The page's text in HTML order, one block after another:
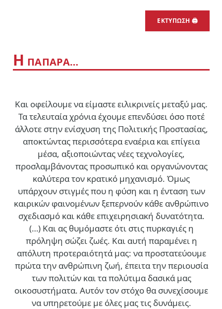
ΕΚΤΥΠΩΣΗ 🖨
Η ΠΑΠΑΡΑ…
Και οφείλουμε να είμαστε ειλικρινείς μεταξύ μας.
Τα τελευταία χρόνια έχουμε επενδύσει όσο ποτέ
άλλοτε στην ενίσχυση της Πολιτικής Προστασίας,
αποκτώντας περισσότερα εναέρια και επίγεια
μέσα, αξιοποιώντας νέες τεχνολογίες,
προσλαμβάνοντας προσωπικό και οργανώνοντας
καλύτερα τον κρατικό μηχανισμό. Όμως
υπάρχουν στιγμές που η φύση και η ένταση των
καιρικών φαινομένων ξεπερνούν κάθε ανθρώπινο
σχεδιασμό και κάθε επιχειρησιακή δυνατότητα.
(…) Και ας θυμόμαστε ότι στις πυρκαγιές η
πρόληψη σώζει ζωές. Και αυτή παραμένει η
απόλυτη προτεραιότητά μας: να προστατεύουμε
πρώτα την ανθρώπινη ζωή, έπειτα την περιουσία
των πολιτών και τα πολύτιμα δασικά μας
οικοσυστήματα. Αυτόν τον στόχο θα συνεχίσουμε
να υπηρετούμε με όλες μας τις δυνάμεις.